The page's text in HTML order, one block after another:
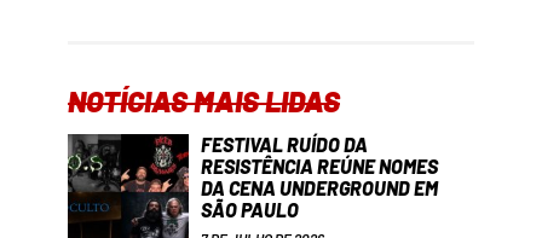
NOTÍCIAS MAIS LIDAS
FESTIVAL RUÍDO DA
RESISTÊNCIA REÚNE NOMES
DA CENA UNDERGROUND EM
SÃO PAULO